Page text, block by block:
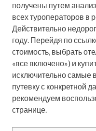
получены путем
всех туроператоров в
Действительно
году. Перейдя по
стоимость, выбрать
«все включено») и
исключительно самые
путевку с конкретной
рекомендуем
странице.